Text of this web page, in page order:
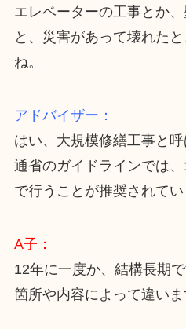
エレベーターの工事とか
と、災害があって壊れた
ね。
アドバイザー：
はい、大規模修繕工事と
通省のガイドラインでは
で行うことが推奨されてい
A子：
12年に一度か、結構長期
箇所や内容によって違いま